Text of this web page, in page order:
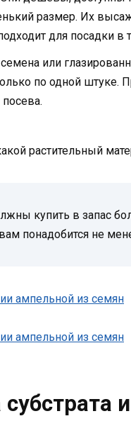
размер. Их
для посадки в
или
по одной штуке.
растительный
купить в запас
понадобится не
субстрата